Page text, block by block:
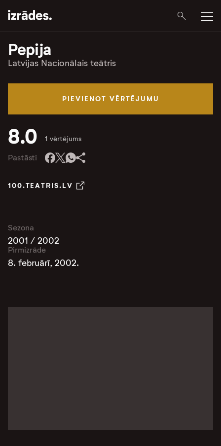
Pepija
Latvijas Nacionālais teātris
PIEVIENOT VĒRTĒJUMU
8.0 1 vērtējums
Pastāsti
100.TEATRIS.LV
Sezona
2001 / 2002
Pirmizrāde
8. februārī, 2002.